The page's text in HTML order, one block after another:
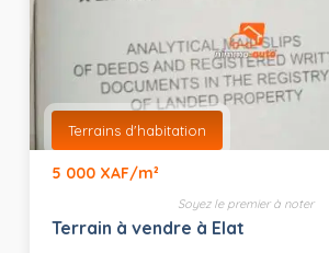
Terrains d'habitation
5 000 XAF/m²
Soyez le premier à noter
Terrain à vendre à Elat